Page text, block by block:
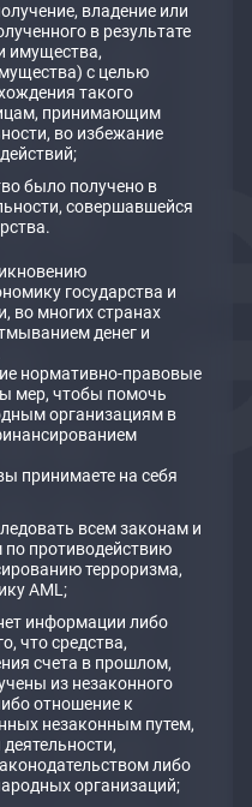
владение или
в результате
имущества,
с целью
такого
принимающим
во избежание
было получено в
совершавшейся
государства и
во многих странах
денег и
нормативно-правовые
мер, чтобы помочь
организациям в
принимаете на себя
всем законам и
противодействию
терроризма,
АМL;
информации либо
что средства,
счета в прошлом,
из незаконного
отношение к
незаконным путем,
либо
организаций;